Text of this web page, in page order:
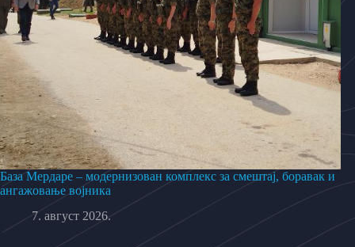
База Мердаре – модернизован комплекс за смештај, боравак и
ангажовање војника
7. август 2026.